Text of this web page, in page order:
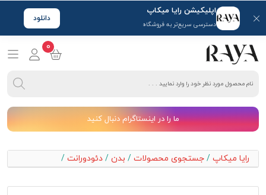
اپلیکیشن رایا میکاپ
دسترسی سریع‌تر به فروشگاه
دانلود
0
ما را در اینستاگرام دنبال کنید
رایا میکاپ / جستجوی محصولات / بدن / دئودورانت /